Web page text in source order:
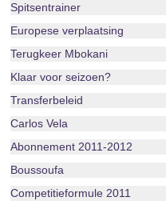
Spitsentrainer
Europese verplaatsing
Terugkeer Mbokani
Klaar voor seizoen?
Transferbeleid
Carlos Vela
Abonnement 2011-2012
Boussoufa
Competitieformule 2011